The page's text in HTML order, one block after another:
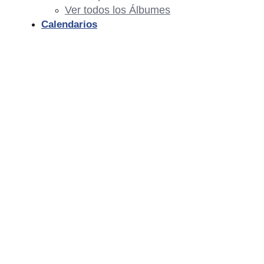
Ver todos los Álbumes
Calendarios